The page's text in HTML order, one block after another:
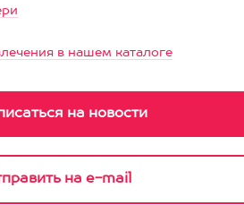
в нашем каталоге